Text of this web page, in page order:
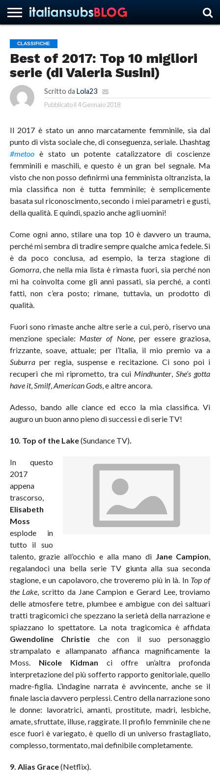
HOME
NEWS
ASCOLTI
RECENSIONI
INTERVISTE
CURIOSITÀ
CHI
SIAMO
CONTATTACI
FORUM
ITALIANSUBS
CLASSIFICHE
Best of 2017: Top 10 migliori
serie (di Valeria Susini)
Scritto da Lola23
Pubblicato il4 Gennaio 2018
Il 2017 è stato un anno marcatamente femminile, sia dal
punto di vista sociale che, di conseguenza, seriale. L’hashtag
#metooè stato un potente catalizzatore di coscienze
femminili e maschili, e questo è un gran bel segnale. Ma
visto che non posso definirmi una femminista oltranzista, la
mia classifica non è tutta femminile; è semplicemente
basata sul riconoscimento, secondo i miei parametri e gusti,
della qualità. E quindi, spazio anche agli uomini!
Come ogni anno, stilare una top 10 è davvero un trauma,
perché mi sembra di tradire sempre qualche amica fedele. Si
è da poco conclusa, ad esempio, la terza stagione di
Gomorra, che nella mia lista è rimasta fuori, sia perché non
mi ha coinvolta come gli anni passati, sia perché, a conti
fatti, non c’era posto; rimane, tuttavia, un prodotto di
qualità.
Fuori sono rimaste anche altre serie a cui, però, riservo una
menzione speciale: Master of None, per essere graziosa,
frizzante, soave, attuale; per l’Italia, il mio premio va a
Suburraper regia, suspense e recitazione. Ci sono poi i
recuperi che mi riprometto, tra cui Mindhunter,She’s gotta
have it,Smilf,American Gods, e altre ancora.
Adesso, bando alle ciance ed ecco la mia classifica. Vi
auguro un buon anno pieno di successi e di serie TV!
10. Top of the Lake(Sundance TV).
In questo
2017
appena
trascorso,
Elisabeth
Moss
esplode in
tutto il suo
talento, grazie all’occhio e alla mano di Jane Campion,
regalandoci una bella serie TV giunta alla sua seconda
stagione, e un capolavoro, che troveremo più in là. In Top of
the Lake, scritto da Jane Campion e Gerard Lee, troviamo
delle atmosfere tetre, plumbee e ambigue con dei saltuari
tratti tragicomici che spezzano la serietà della narrazione e
spiazzano lo spettatore. La nota tragicomica è affidata
Gwendoline Christie che con il suo personaggio
strampalato e allampanato affianca magnificamente la
Moss. Nicole Kidman ci offre un’altra profonda
interpretazione del più sofferto rapporto genitoriale, quello
madre-figlia. L’indagine narrata è avvincente, anche se il
finale lascia davvero perplessi. Centro della narrazione sono
le donne: lavoratrici, amanti, prostitute, madri, lesbiche,
amate, sfruttate, illuse, raggirate. Il profilo femminile che ne
esce fuori è variegato, è quello di un universo frastagliato,
complesso, tormentato, mai definibile completamente.
9. Alias Grace(Netflix).